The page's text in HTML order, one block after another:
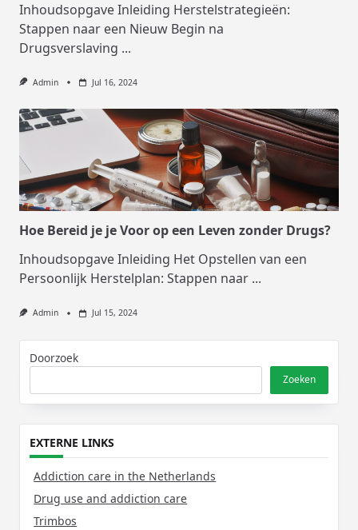
Inhoudsopgave Inleiding Herstelstrategieën:
Stappen naar een Nieuw Begin na
Drugsverslaving ...
Admin Jul 16, 2024
Hoe Bereid je je Voor op een Leven zonder Drugs?
Inhoudsopgave Inleiding Het Opstellen van een
Persoonlijk Herstelplan: Stappen naar ...
Admin Jul 15, 2024
Doorzoek
Zoeken
EXTERNE LINKS
Addiction care in the Netherlands
Drug use and addiction care
Trimbos